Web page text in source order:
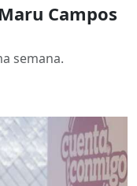
Campos
semana.